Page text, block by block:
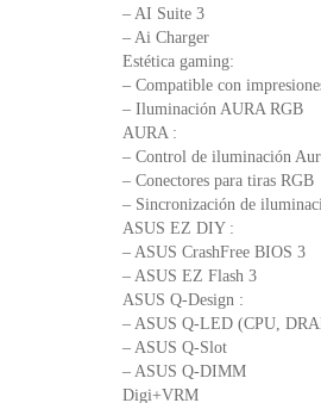
– AI Suite 3
– Ai Charger
Estética gaming:
– Compatible con
– Iluminación AURA RGB
AURA :
– Control de iluminación
– Conectores para tiras RGB
– Sincronización de
ASUS EZ DIY :
– ASUS CrashFree BIOS 3
– ASUS EZ Flash 3
ASUS Q-Design :
– ASUS Q-LED (CPU,
– ASUS Q-Slot
– ASUS Q-DIMM
Digi+VRM